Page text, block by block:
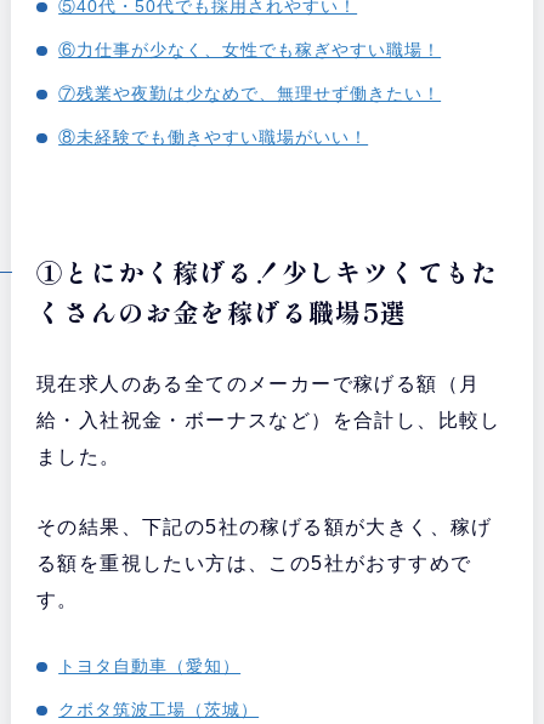
⑤40代・50代でも採用されやすい！
⑥力仕事が少なく、女性でも稼ぎやすい職場！
⑦残業や夜勤は少なめで、無理せず働きたい！
⑧未経験でも働きやすい職場がいい！
①とにかく稼げる！少しキツくてもた
くさんのお金を稼げる職場5選
現在求人のある全てのメーカーで稼げる額（月
給・入社祝金・ボーナスなど）を合計し、比較し
ました。
その結果、下記の5社の稼げる額が大きく、稼げ
る額を重視したい方は、この5社がおすすめで
す。
トヨタ自動車（愛知）
クボタ筑波工場（茨城）